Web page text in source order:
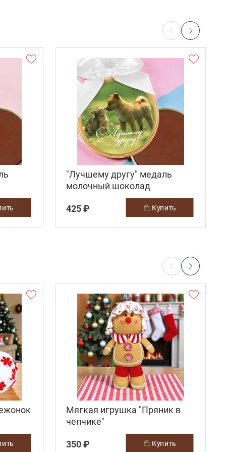
"Лучшему другу" медаль
молочный шоколад
425 ₽
купить
Мягкая игрушка "Пряник в
чепчике"
350 ₽
купить